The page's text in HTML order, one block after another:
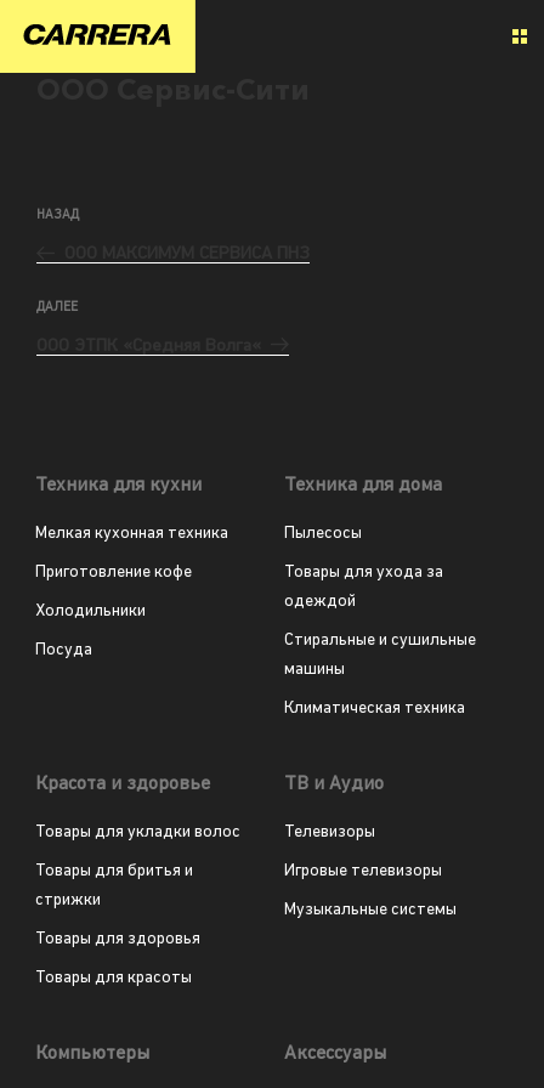
НАЗАД
ДАЛЕЕ
Техника для кухни
Мелкая кухонная техника
Приготовление кофе
Холодильники
Посуда
Техника для дома
Пылесосы
Товары для ухода за
одеждой
Стиральные и сушильные
машины
Климатическая техника
Красота и здоровье
Товары для укладки волос
Товары для бритья и
стрижки
Товары для здоровья
Товары для красоты
ТВ и Аудио
Телевизоры
Игровые телевизоры
Музыкальные системы
Компьютеры Аксессуары